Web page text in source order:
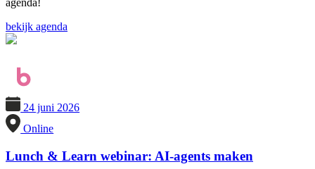
agenda!
bekijk agenda
24 juni 2026
Online
Lunch & Learn webinar: AI-agents maken